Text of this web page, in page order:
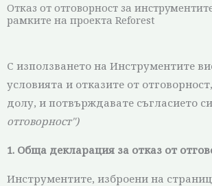
Отказ от отговорност за
рамките на проекта Reforest
С използването на Инструментите
условията и отказите от
долу, и потвърждавате съгласието
отговорност")
1. Обща декларация за отказ от
Инструментите, изброени на